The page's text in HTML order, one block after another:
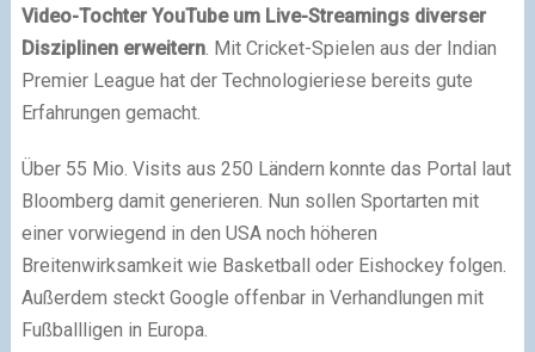
Video-Tochter YouTubeum Live-Streamings diverser
Disziplinen erweitern. Mit Cricket-Spielen aus der Indian
Premier League hat der Technologieriese bereits gute
Erfahrungen gemacht.
Über 55 Mio. Visits aus 250 Ländern konnte das Portal laut
Bloomberg damit generieren. Nun sollen Sportarten mit
einer vorwiegend in den USA noch höheren
Breitenwirksamkeit wie Basketball oder Eishockey folgen.
Außerdem steckt Google offenbar in Verhandlungen mit
Fußballligen in Europa.